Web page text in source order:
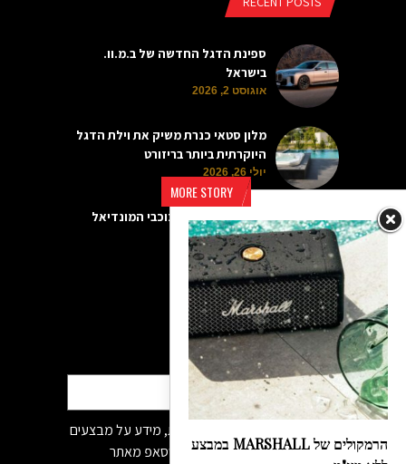
MORE STORY
הרמקולים של MARSHALL במבצע
ספינת הדגל החדשה של ב.מ.וו.
בישראל
אוגוסט 2, 2026
מלון סטאי כנרת משיק את וילת הדגל
היוקרתית ביותר בריזורט
יולי 26, 2026
שעוני היוקרה של כוכבי המונדיאל
יולי 19, 2026
הרשמה לדיוור
מאשר/ת קבלת פניות שיווקיות, מידע על מבצעים
והטבות לרבות בדוא״ל /sms /ווטסאפ מאתר